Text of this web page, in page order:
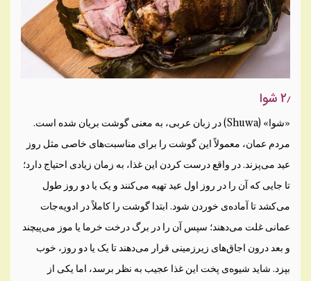
۲٫ شوا
«شوا» (Shuwa) در زبان عربی، به معنی گوشت بریان شده است.
مردم عمان، معمولاً این گوشت را برای مناسبت‌های خاصی مثل روز
عید می‌پزند. در واقع درست کردن این غذا، به زمان زیادی احتیاج دارد؛
تا جایی که آن را در روز اول عید تهیه می‌کنند و یک یا دو روز طول
می‌کشد تا آماده‌ی خوردن شود. ابتدا گوشت را کاملاً در ادویه‌جات
عمانی غلت می‌دهند؛ سپس آن را در برگ درخت خرما یا موز می‌پیچند
و بعد درون اجاق‌های زیرزمینی قرار می‌دهند تا یک یا دو روز، خوب
بپزد. شاید شیوه‌ی پخت این غذا عجیب به نظر برسد، اما یکی از